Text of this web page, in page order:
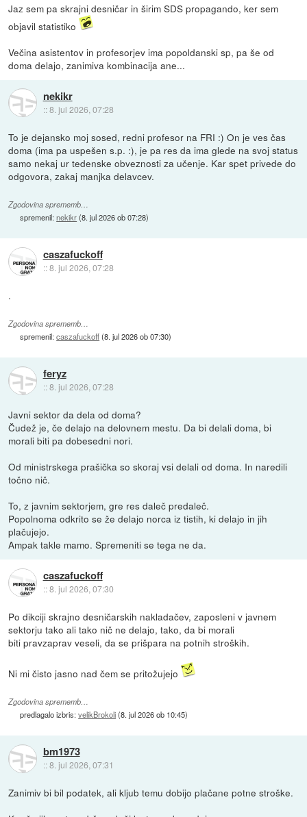
Jaz sem pa skrajni desničar in širim SDS propagando, ker sem
objavil statistiko
Večina asistentov in profesorjev ima popoldanski sp, pa še od
doma delajo, zanimiva kombinacija ane...
nekikr
::8. jul 2026, 07:28
To je dejansko moj sosed, redni profesor na FRI :) On je ves čas
doma (ima pa uspešen s.p. :), je pa res da ima glede na svoj status
samo nekaj ur tedenske obveznosti za učenje. Kar spet privede do
odgovora, zakaj manjka delavcev.
Zgodovina sprememb…
spremenil:nekikr(8. jul 2026 ob 07:28)
caszafuckoff
::8. jul 2026, 07:28
.
Zgodovina sprememb…
spremenil:caszafuckoff(8. jul 2026 ob 07:30)
feryz
::8. jul 2026, 07:28
Javni sektor da dela od doma?
Čudež je, če delajo na delovnem mestu. Da bi delali doma, bi
morali biti pa dobesedni nori.
Od ministrskega prašička so skoraj vsi delali od doma. In naredili
točno nič.
To, z javnim sektorjem, gre res daleč predaleč.
Popolnoma odkrito se že delajo norca iz tistih, ki delajo in jih
plačujejo.
Ampak takle mamo. Spremeniti se tega ne da.
caszafuckoff
::8. jul 2026, 07:30
Po dikciji skrajno desničarskih nakladačev, zaposleni v javnem
sektorju tako ali tako nič ne delajo, tako, da bi morali
biti pravzaprav veseli, da se prišpara na potnih stroških.
Ni mi čisto jasno nad čem se pritožujejo
Zgodovina sprememb…
predlagalo izbris:velikBrokoli(8. jul 2026 ob 10:45)
bm1973
::8. jul 2026, 07:31
Zanimiv bi bil podatek, ali kljub temu dobijo plačane potne stroške.